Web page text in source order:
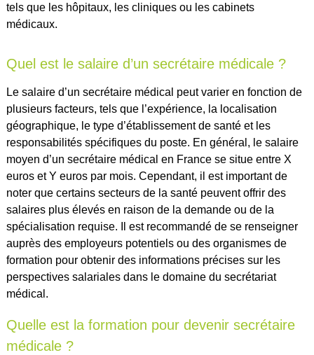
tels que les hôpitaux, les cliniques ou les cabinets
médicaux.
Quel est le salaire d’un secrétaire médicale ?
Le salaire d’un secrétaire médical peut varier en fonction de
plusieurs facteurs, tels que l’expérience, la localisation
géographique, le type d’établissement de santé et les
responsabilités spécifiques du poste. En général, le salaire
moyen d’un secrétaire médical en France se situe entre X
euros et Y euros par mois. Cependant, il est important de
noter que certains secteurs de la santé peuvent offrir des
salaires plus élevés en raison de la demande ou de la
spécialisation requise. Il est recommandé de se renseigner
auprès des employeurs potentiels ou des organismes de
formation pour obtenir des informations précises sur les
perspectives salariales dans le domaine du secrétariat
médical.
Quelle est la formation pour devenir secrétaire
médicale ?